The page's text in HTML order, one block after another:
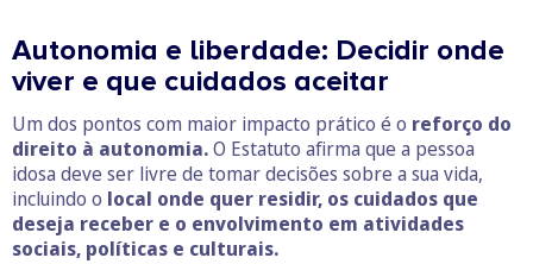
Autonomia e liberdade: Decidir onde
viver e que cuidados aceitar
Um dos pontos com maior impacto prático é o reforço do
direito à autonomia.O Estatuto afirma que a pessoa
idosa deve ser livre de tomar decisões sobre a sua vida,
incluindo o local onde quer residir, os cuidados que
deseja receber e o envolvimento em atividades
sociais, políticas e culturais.